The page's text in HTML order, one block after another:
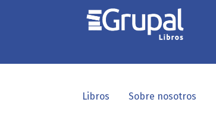
Libros Sobre nosotros